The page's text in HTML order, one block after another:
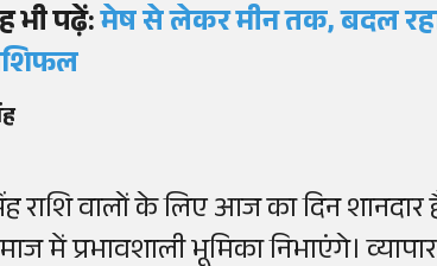
भी पढ़ें:मेष से लेकर मीन तक, बदल रहा
राशि वालों के लिए आज का दिन
में प्रभावशाली भूमिका निभाएंगे।